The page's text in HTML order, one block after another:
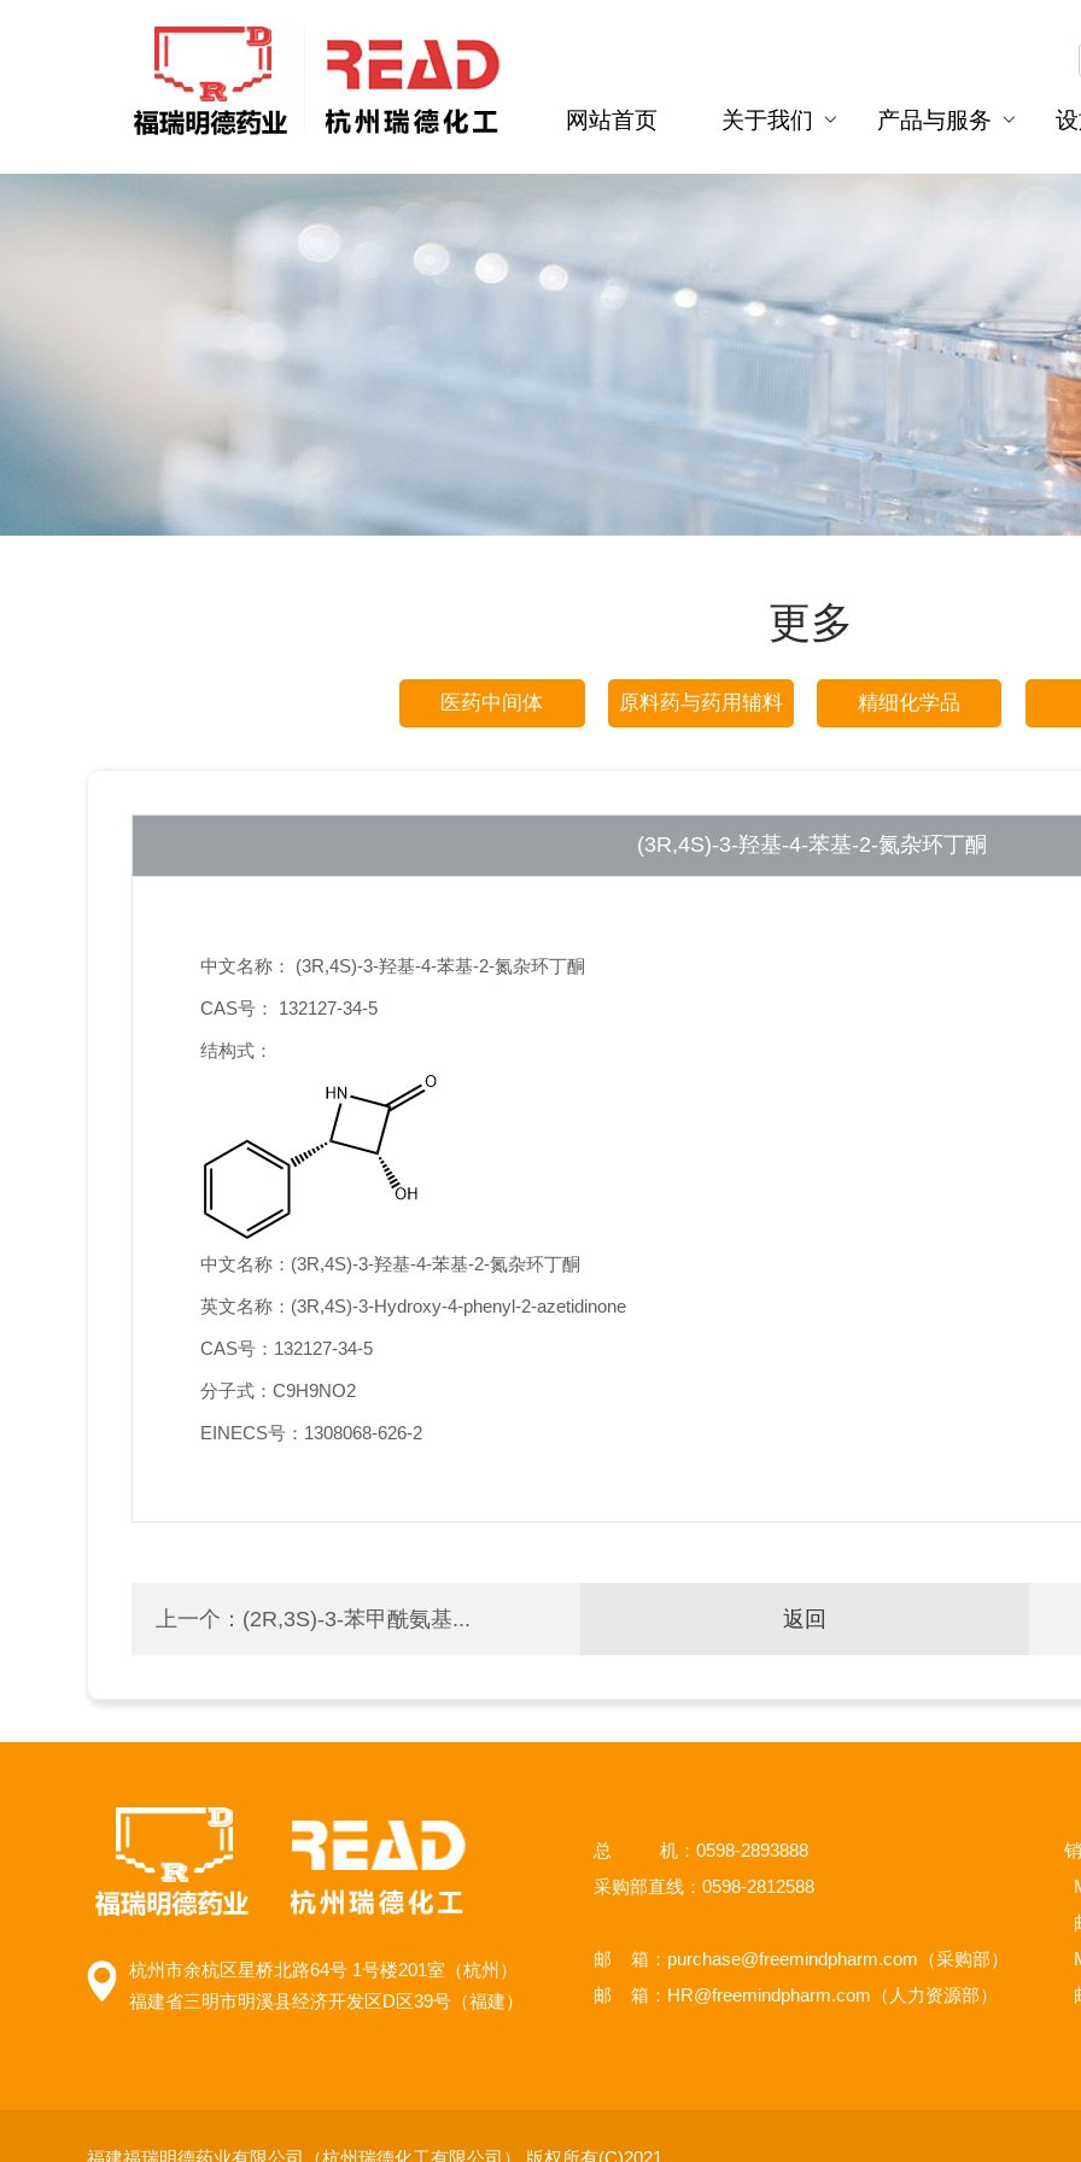
网站首页 关于我们 产品与服务
更多
医药中间体 原料药与药用辅料 精细化学品
(3R,4S)-3-羟基-4-苯基-2-氮杂环丁酮
中文名称： (3R,4S)-3-羟基-4-苯基-2-氮杂环丁酮
CAS号： 132127-34-5
结构式：
中文名称：(3R,4S)-3-羟基-4-苯基-2-氮杂环丁酮
英文名称：(3R,4S)-3-Hydroxy-4-phenyl-2-azetidinone
CAS号：132127-34-5
分子式：C9H9NO2
EINECS号：1308068-626-2
上一个： (2R,3S)-3-苯甲酰氨基... 返回
杭州市余杭区星桥北路64号 1号楼201室（杭州）
福建省三明市明溪县经济开发区D区39号（福建）
总 机：0598-2893888
采购部直线：0598-2812588
邮 箱： purchase@freemindpharm.com （采购部）
邮 箱： HR@freemindpharm.com （人力资源部）
福建福瑞明德药业有限公司（杭州瑞德化工有限公司） 版权所有(C)2021